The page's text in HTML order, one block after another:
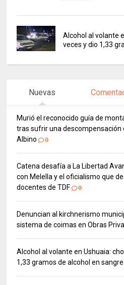
Alcohol al volante
veces y dio 1,33
Nuevas
Murió el reconocido guía de
tras sufrir una descompensación
Albino
0
Catena desafía a La Libertad
con Melella y el oficialismo que
docentes de TDF
0
Denuncian al kirchnerismo
sistema de coimas en Obras
Alcohol al volante en Ushuaia:
1,33 gramos de alcohol en sangre